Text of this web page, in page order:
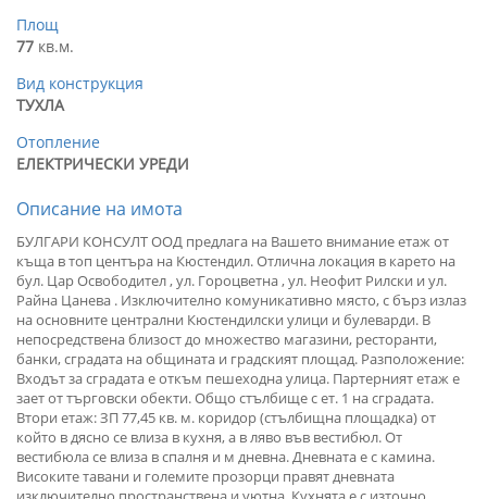
Площ
77 кв.м.
Вид конструкция
ТУХЛА
Отопление
ЕЛЕКТРИЧЕСКИ УРЕДИ
Описание на имота
БУЛГАРИ КОНСУЛТ ООД предлага на Вашето внимание етаж от
къща в топ центъра на Кюстендил. Отлична локация в карето на
бул. Цар Освободител , ул. Гороцветна , ул. Неофит Рилски и ул.
Райна Цанева . Изключително комуникативно място, с бърз излаз
на основните централни Кюстендилски улици и булеварди. В
непосредствена близост до множество магазини, ресторанти,
банки, сградата на общината и градският площад. Разположение:
Входът за сградата е откъм пешеходна улица. Партерният етаж е
зает от търговски обекти. Общо стълбище с ет. 1 на сградата.
Втори етаж: ЗП 77,45 кв. м. коридор (стълбищна площадка) от
който в дясно се влиза в кухня, а в ляво във вестибюл. От
вестибюла се влиза в спалня и м дневна. Дневната е с камина.
Високите тавани и големите прозорци правят дневната